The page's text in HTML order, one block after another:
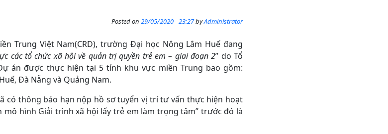
Posted on 29/05/2020 - 23:27byAdministrator
Trung Việt Nam(CRD), trường Đại học Nông Lâm Huế đang
các tổ chức xã hội về quản trị quyền trẻ em – giai đoạn 2” do Tổ
án được thực hiện tại 5 tỉnh khu vực miền Trung bao gồm:
Đà Nẵng và Quảng Nam.
có thông báo hạn nộp hồ sơ tuyển vị trí tư vấn thực hiện hoạt
mô hình Giải trình xã hội lấy trẻ em làm trọng tâm” trước đó là